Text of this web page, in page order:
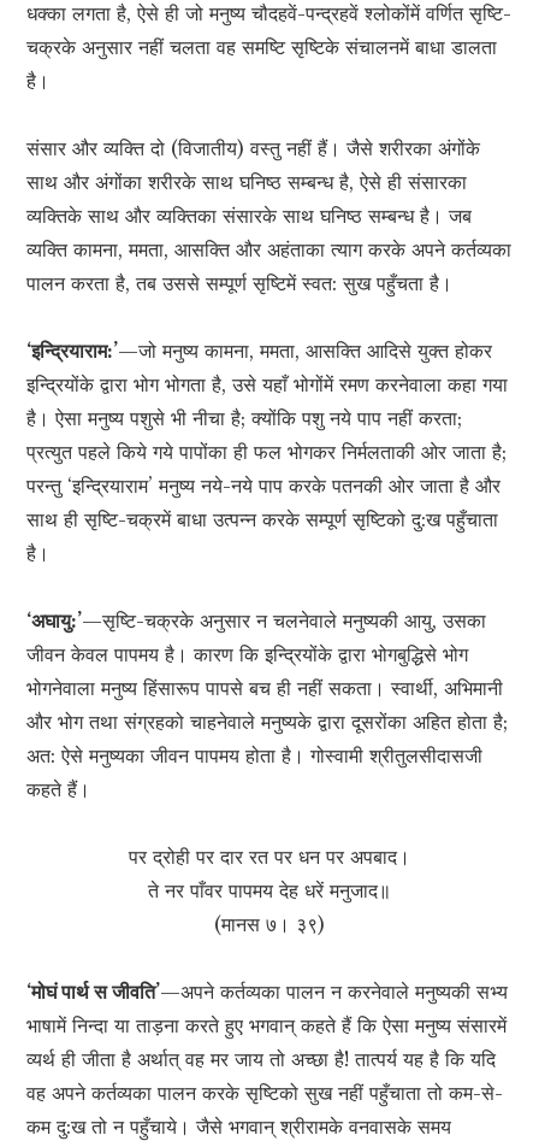
धक्का लगता है, ऐसे ही जो मनुष्य चौदहवें-पन्द्रहवें श्लोकोंमें वर्णित सृष्टि-
चक्रके अनुसार नहीं चलता वह समष्टि सृष्टिके संचालनमें बाधा डालता
है।
संसार और व्यक्ति दो (विजातीय) वस्तु नहीं हैं। जैसे शरीरका अंगोंके
साथ और अंगोंका शरीरके साथ घनिष्ठ सम्बन्ध है, ऐसे ही संसारका
व्यक्तिके साथ और व्यक्तिका संसारके साथ घनिष्ठ सम्बन्ध है। जब
व्यक्ति कामना, ममता, आसक्ति और अहंताका त्याग करके अपने कर्तव्यका
पालन करता है, तब उससे सम्पूर्ण सृष्टिमें स्वत: सुख पहुँचता है।
‘इन्द्रियाराम:’—जो मनुष्य कामना, ममता, आसक्ति आदिसे युक्त होकर
इन्द्रियोंके द्वारा भोग भोगता है, उसे यहाँ भोगोंमें रमण करनेवाला कहा गया
है। ऐसा मनुष्य पशुसे भी नीचा है; क्योंकि पशु नये पाप नहीं करता;
प्रत्युत पहले किये गये पापोंका ही फल भोगकर निर्मलताकी ओर जाता है;
परन्तु ‘इन्द्रियाराम’ मनुष्य नये-नये पाप करके पतनकी ओर जाता है और
साथ ही सृष्टि-चक्रमें बाधा उत्पन्न करके सम्पूर्ण सृष्टिको दु:ख पहुँचाता
है।
‘अघायु:’—सृष्टि-चक्रके अनुसार न चलनेवाले मनुष्यकी आयु, उसका
जीवन केवल पापमय है। कारण कि इन्द्रियोंके द्वारा भोगबुद्धिसे भोग
भोगनेवाला मनुष्य हिंसारूप पापसे बच ही नहीं सकता। स्वार्थी, अभिमानी
और भोग तथा संग्रहको चाहनेवाले मनुष्यके द्वारा दूसरोंका अहित होता है;
अत: ऐसे मनुष्यका जीवन पापमय होता है। गोस्वामी श्रीतुलसीदासजी
कहते हैं।
पर द्रोही पर दार रत पर धन पर अपबाद।
ते नर पाँवर पापमय देह धरें मनुजाद॥
(मानस ७। ३९)
‘मोघं पार्थ स जीवति’—अपने कर्तव्यका पालन न करनेवाले मनुष्यकी सभ्य
भाषामें निन्दा या ताड़ना करते हुए भगवान् कहते हैं कि ऐसा मनुष्य संसारमें
व्यर्थ ही जीता है अर्थात् वह मर जाय तो अच्छा है! तात्पर्य यह है कि यदि
वह अपने कर्तव्यका पालन करके सृष्टिको सुख नहीं पहुँचाता तो कम-से-
कम दु:ख तो न पहुँचाये। जैसे भगवान् श्रीरामके वनवासके समय